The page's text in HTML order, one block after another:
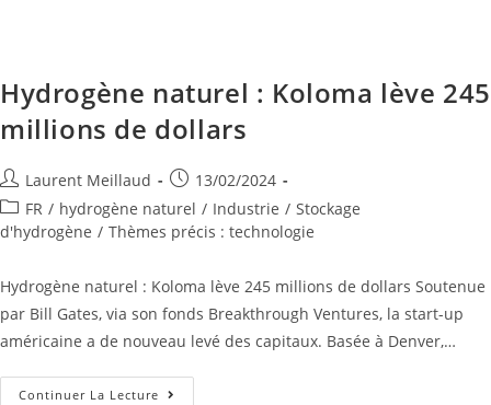
Hydrogène naturel : Koloma lève 245
millions de dollars
Laurent Meillaud
13/02/2024
FR / hydrogène naturel / Industrie / Stockage
d'hydrogène / Thèmes précis : technologie
Hydrogène naturel : Koloma lève 245 millions de dollars Soutenue
par Bill Gates, via son fonds Breakthrough Ventures, la start-up
américaine a de nouveau levé des capitaux. Basée à Denver,…
Continuer La Lecture